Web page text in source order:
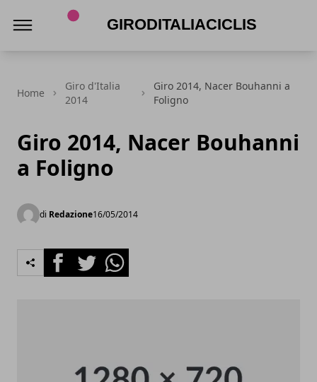
Home
Giro d'Italia
2014
Giro 2014, Nacer Bouhanni a
Foligno
Giro 2014, Nacer Bouhanni
a Foligno
di Redazione16/05/2014
FacebookTwitterWhatsapp